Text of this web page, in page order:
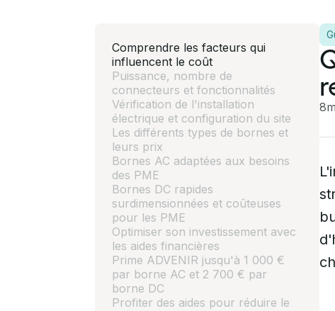
Comprendre les facteurs qui
influencent le coût
Puissance, nombre de
connecteurs et fonctionnalités
Vérification de l'installation
électrique et configuration du site
Les différents types de bornes et
leurs prix
Bornes AC adaptées aux besoins
des PME
Bornes DC rapides
surdimensionnées et coûteuses
pour les PME
Optimiser son investissement avec
les aides financières
Prime ADVENIR jusqu'à 1 000 €
par borne AC et 2 700 € par
borne DC
Profiter des aides pour réduire le